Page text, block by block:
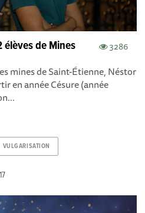
3286
de Mines
mines de Saint-Étienne, Néstor
en année Césure (année
VULGARISATION